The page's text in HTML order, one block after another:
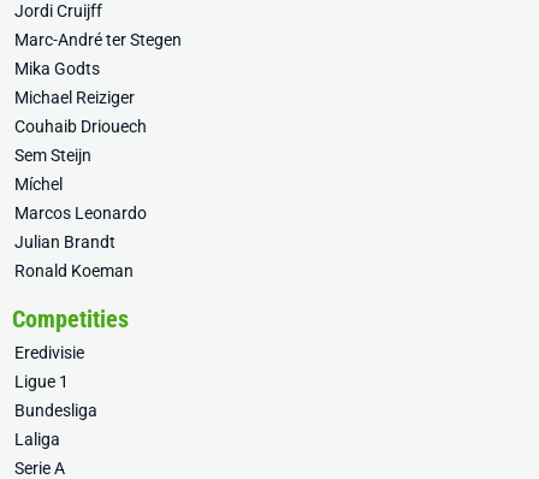
Jordi Cruijff
Marc-André ter Stegen
Mika Godts
Michael Reiziger
Couhaib Driouech
Sem Steijn
Míchel
Marcos Leonardo
Julian Brandt
Ronald Koeman
Competities
Eredivisie
Ligue 1
Bundesliga
Laliga
Serie A